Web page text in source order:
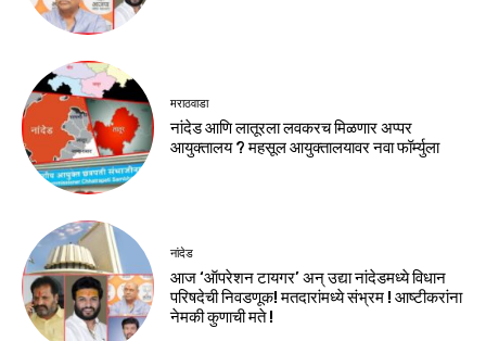
मराठवाडा
नांदेड आणि लातूरला लवकरच मिळणार अप्पर
आयुक्तालय ? महसूल आयुक्तालयावर नवा फॉर्म्युला
नांदेड
आज ‘ऑपरेशन टायगर’ अन् उद्या नांदेडमध्ये विधान
परिषदेची निवडणूक! मतदारांमध्ये संभ्रम ! आष्टीकरांना
नेमकी कुणाची मते !